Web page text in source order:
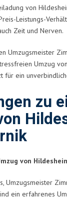
von
Leistungs-
Zeit und Nerven.
Umzugsmeister
Umzug
für ein
zu
von
Umzugsmeister
ein erfahrenes